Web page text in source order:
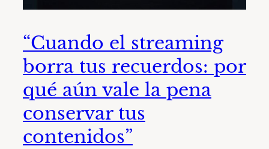
“Cuando el streaming
borra tus recuerdos: por
qué aún vale la pena
conservar tus
contenidos”